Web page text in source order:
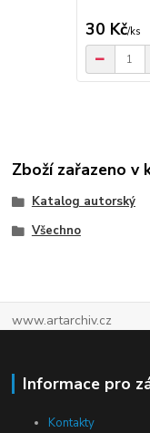
30 Kč/ks
Zboží zařazeno v
Katalog autorský
Všechno
www.artarchiv.cz
Informace pro
Kontakty